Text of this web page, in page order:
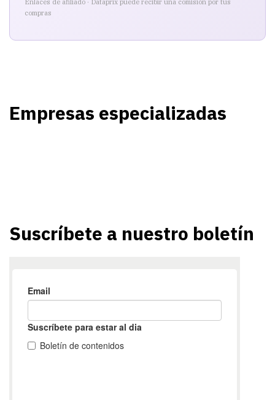
Enlaces de afiliado · Dataprix puede recibir una comisión por tus
compras
Empresas especializadas
Suscríbete a nuestro boletín